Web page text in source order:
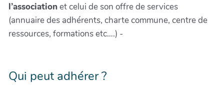
l’associationet celui de son offre de services
(annuaire des adhérents, charte commune, centre de
ressources, formations etc….) -
Qui peut adhérer ?